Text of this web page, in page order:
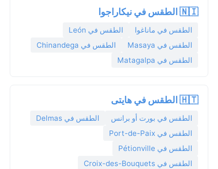
🇳🇮 الطقس في نيكاراجوا
الطقس في ماناغوا
الطقس في León
الطقس في Masaya
الطقس في Chinandega
الطقس في Matagalpa
🇭🇹 الطقس في هايتى
الطقس في بورت أو برانس
الطقس في Delmas
الطقس في Port-de-Paix
الطقس في Pétionville
الطقس في Croix-des-Bouquets